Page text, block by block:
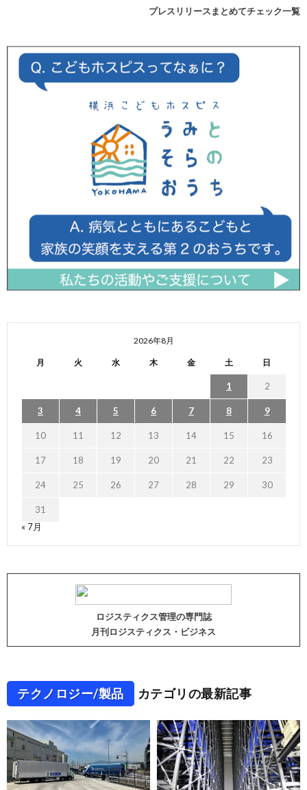
プレスリリースまとめてチェック一覧
2026年8月
月 火 水 木 金 土 日
1 2
3 4 5 6 7 8 9
10 11 12 13 14 15 16
17 18 19 20 21 22 23
24 25 26 27 28 29 30
31
« 7月
ロジスティクス管理の専門誌
月刊ロジスティクス・ビジネス
テクノロジー/製品 カテゴリの最新記事